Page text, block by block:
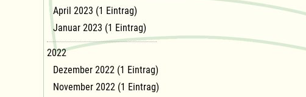
April 2023 (1 Eintrag)
Januar 2023 (1 Eintrag)
2022
Dezember 2022 (1 Eintrag)
November 2022 (1 Eintrag)